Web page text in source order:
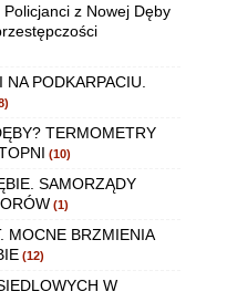
z Nowej Dęby
PODKARPACIU.
TERMOMETRY
(10)
SAMORZĄDY
(1)
MOCNE BRZMIENIA
(12)
W